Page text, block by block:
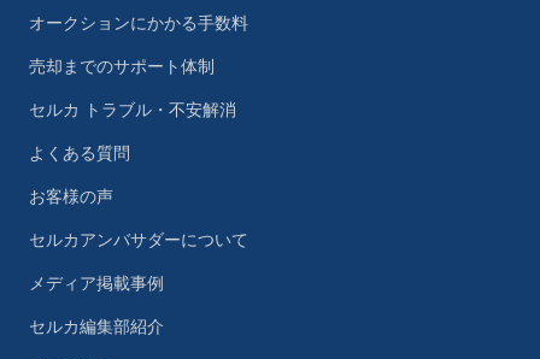
オークションにかかる手数料
売却までのサポート体制
セルカ トラブル・不安解消
よくある質問
お客様の声
セルカアンバサダーについて
メディア掲載事例
セルカ編集部紹介